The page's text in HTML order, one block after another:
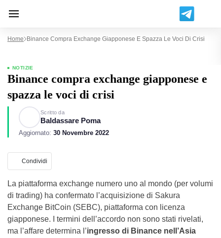
Home Binance Compra Exchange Giapponese E Spazza Le Voci Di Crisi
NOTIZIE
Binance compra exchange giapponese e
spazza le voci di crisi
Scritto da
Baldassare Poma
Aggiornato: 30 Novembre 2022
Condividi
La piattaforma exchange numero uno al mondo (per volumi
di trading) ha confermato l’acquisizione di Sakura
Exchange BitCoin (SEBC), piattaforma con licenza
giapponese. I termini dell’accordo non sono stati rivelati,
ma l’affare determina l’ingresso di Binance nell’Asia